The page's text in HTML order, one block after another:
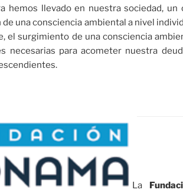
hemos llevado en nuestra sociedad, un
de una consciencia ambiental a nivel
el surgimiento de una consciencia
necesarias para acometer nuestra
La